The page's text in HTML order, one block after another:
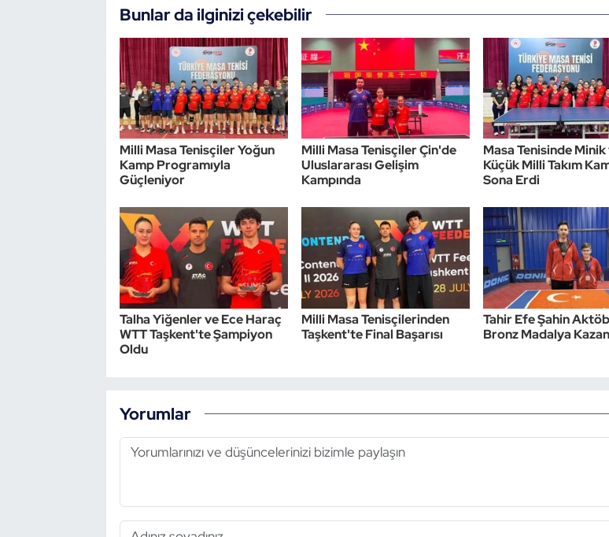
Bunlar da ilginizi çekebilir
Milli Masa Tenisçiler Yoğun
Kamp Programıyla
Güçleniyor
Milli Masa Tenisçiler Çin'de
Uluslararası Gelişim
Kampında
Masa Tenisinde Minik
Küçük Milli Takım
Sona Erdi
Talha Yiğenler ve Ece Haraç
WTT Taşkent'te Şampiyon
Oldu
Milli Masa Tenisçilerinden
Taşkent'te Final Başarısı
Tahir Efe Şahin
Bronz Madalya
Yorumlar